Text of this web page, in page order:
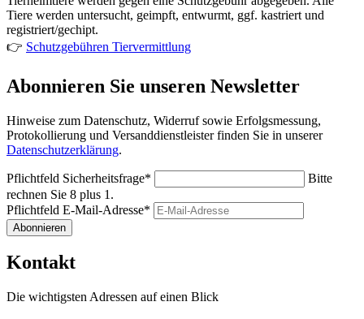
Tiere werden untersucht, geimpft, entwurmt, ggf. kastriert und
registriert/gechipt.
👉 Schutzgebühren Tiervermittlung
Abonnieren Sie unseren Newsletter
Hinweise zum Datenschutz, Widerruf sowie Erfolgsmessung,
Protokollierung und Versanddienstleister finden Sie in unserer
Datenschutzerklärung.
Pflichtfeld Sicherheitsfrage*
Bitte
rechnen Sie 8 plus 1.
Pflichtfeld E-Mail-Adresse*
Abonnieren
Kontakt
Die wichtigsten Adressen auf einen Blick